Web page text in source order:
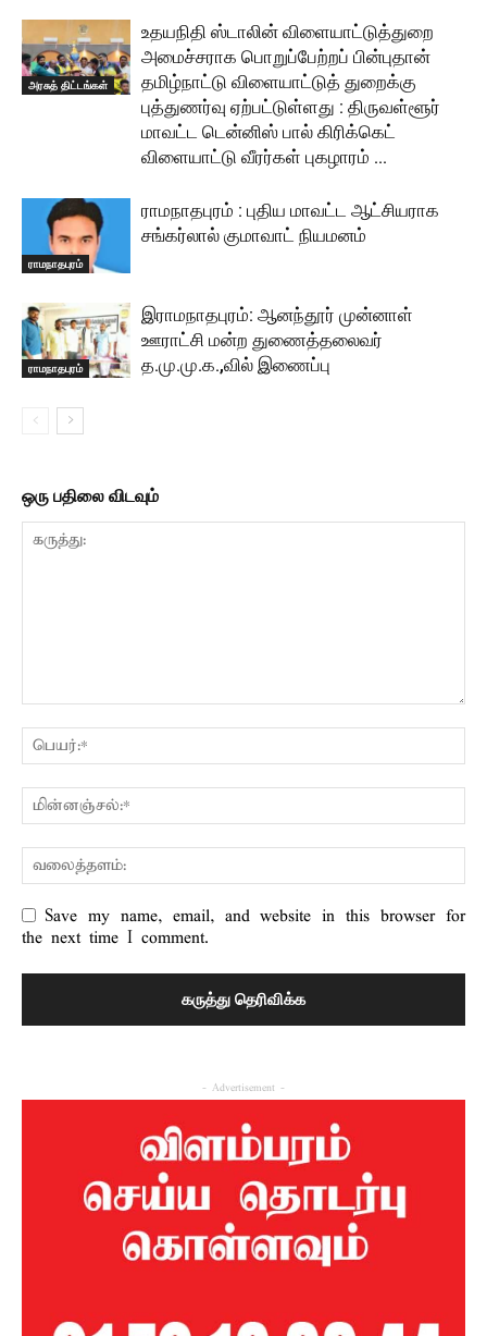
அரசுத் திட்டங்கள்
உதயநிதி ஸ்டாலின் விளையாட்டுத்துறை
அமைச்சராக பொறுப்பேற்றப் பின்புதான்
தமிழ்நாட்டு விளையாட்டுத் துறைக்கு
புத்துணர்வு ஏற்பட்டுள்ளது : திருவள்ளூர்
மாவட்ட டென்னிஸ் பால் கிரிக்கெட்
விளையாட்டு வீரர்கள் புகழாரம் …
ராமநாதபுரம்
ராமநாதபுரம் : புதிய மாவட்ட ஆட்சியராக
சங்கர்லால் குமாவாட் நியமனம்
ராமநாதபுரம்
இராமநாதபுரம்: ஆனந்தூர் முன்னாள்
ஊராட்சி மன்ற துணைத்தலைவர்
த.மு.மு.க.,வில் இணைப்பு
ஒரு பதிலை விடவும்
Save my name, email, and website in this browser for
the next time I comment.
- Advertisement -